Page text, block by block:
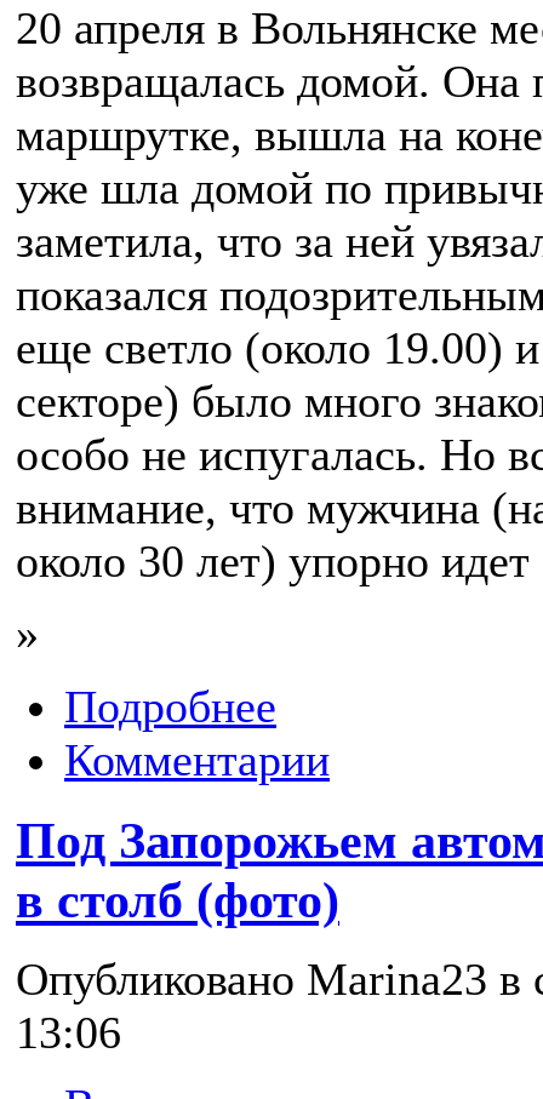
20 апреля в Вольнянске
возвращалась домой. Она
маршрутке, вышла на
уже шла домой по
заметила, что за ней
показался
еще светло (около 19.00)
секторе) было много
особо не испугалась. Но
внимание, что мужчина
около 30 лет) упорно идет
»
Подробнее
Комментарии
Под Запорожьем
в столб (фото)
Опубликовано Marina23 в
13:06